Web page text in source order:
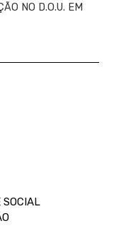
NO D.O.U. EM
SOCIAL